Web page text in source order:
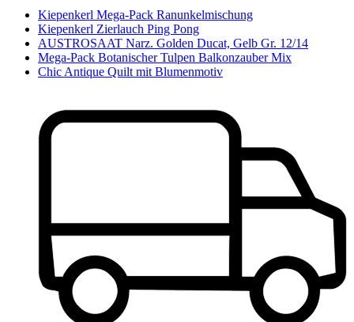
Kiepenkerl Mega-Pack Ranunkelmischung
Kiepenkerl Zierlauch Ping Pong
AUSTROSAAT Narz. Golden Ducat, Gelb Gr. 12/14
Mega-Pack Botanischer Tulpen Balkonzauber Mix
Chic Antique Quilt mit Blumenmotiv